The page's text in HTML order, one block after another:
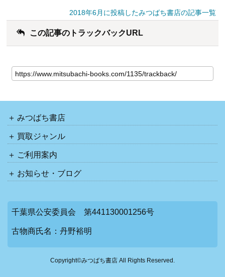
2018年6月に投稿したみつばち書店の記事一覧
この記事のトラックバックURL
みつばち書店
買取ジャンル
ご利用案内
お知らせ・ブログ
千葉県公安委員会 第441130001256号
古物商氏名：丹野裕明
Copyright©みつばち書店 All Rights Reserved.